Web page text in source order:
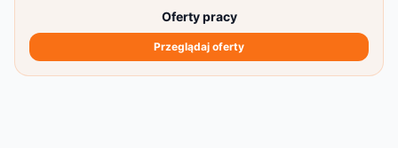
Oferty pracy
Przeglądaj oferty